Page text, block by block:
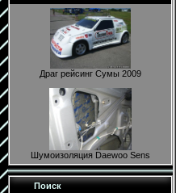
Драг рейсинг Сумы 2009
Шумоизоляция Daewoo Sens
Поиск